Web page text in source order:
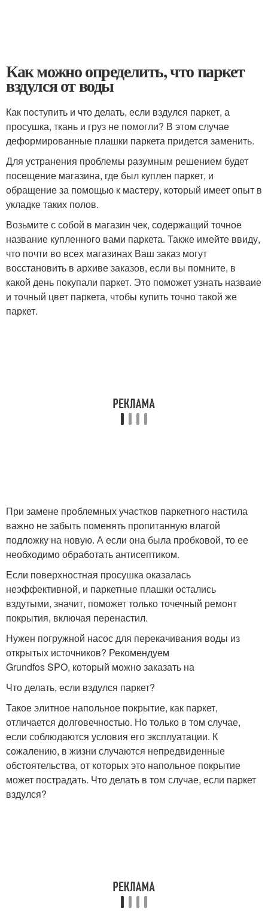
Как можно определить, что паркет
вздулся от воды
Как поступить и что делать, если вздулся паркет, а
просушка, ткань и груз не помогли? В этом случае
деформированные плашки паркета придется заменить.
Для устранения проблемы разумным решением будет
посещение магазина, где был куплен паркет, и
обращение за помощью к мастеру, который имеет опыт в
укладке таких полов.
Возьмите с собой в магазин чек, содержащий точное
название купленного вами паркета. Также имейте ввиду,
что почти во всех магазинах Ваш заказ могут
восстановить в архиве заказов, если вы помните, в
какой день покупали паркет. Это поможет узнать назваие
и точный цвет паркета, чтобы купить точно такой же
паркет.
При замене проблемных участков паркетного настила
важно не забыть поменять пропитанную влагой
подложку на новую. А если она была пробковой, то ее
необходимо обработать антисептиком.
Если поверхностная просушка оказалась
неэффективной, и паркетные плашки остались
вздутыми, значит, поможет только точечный ремонт
покрытия, включая перенастил.
Нужен погружной насос для перекачивания воды из
открытых источников? Рекомендуем
Grundfos SPO, который можно заказать на
Что делать, если вздулся паркет?
Такое элитное напольное покрытие, как паркет,
отличается долговечностью. Но только в том случае,
если соблюдаются условия его эксплуатации. К
сожалению, в жизни случаются непредвиденные
обстоятельства, от которых это напольное покрытие
может пострадать. Что делать в том случае, если паркет
вздулся?